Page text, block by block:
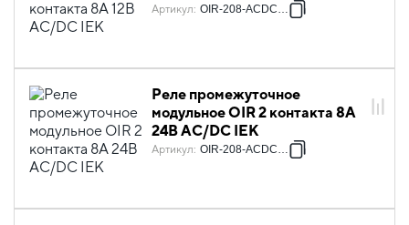
Артикул: OIR-208-ACDC12V
Реле промежуточное
модульное OIR 2 контакта 8А
24В AC/DC IEK
Артикул: OIR-208-ACDC24V